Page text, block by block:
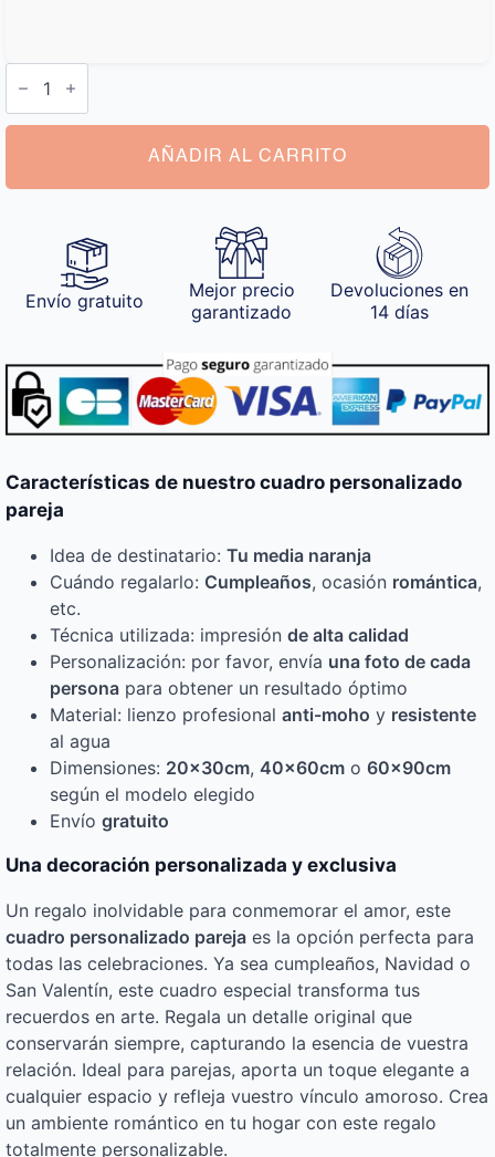
Cuadro
Personalizado
Pareja
cantidad
AÑADIR AL CARRITO
Envío gratuito
Mejor precio
garantizado
Devoluciones en
14 días
Características de nuestro cuadro personalizado
pareja
Idea de destinatario: Tu media naranja
Cuándo regalarlo: Cumpleaños, ocasión romántica,
etc.
Técnica utilizada: impresión de alta calidad
Personalización: por favor, envía una foto de cada
persona para obtener un resultado óptimo
Material: lienzo profesional anti-moho y resistente
al agua
Dimensiones: 20x30cm, 40x60cm o 60x90cm
según el modelo elegido
Envío gratuito
Una decoración personalizada y exclusiva
Un regalo inolvidable para conmemorar el amor, este
cuadro personalizado pareja es la opción perfecta para
todas las celebraciones. Ya sea cumpleaños, Navidad o
San Valentín, este cuadro especial transforma tus
recuerdos en arte. Regala un detalle original que
conservarán siempre, capturando la esencia de vuestra
relación. Ideal para parejas, aporta un toque elegante a
cualquier espacio y refleja vuestro vínculo amoroso. Crea
un ambiente romántico en tu hogar con este regalo
totalmente personalizable.